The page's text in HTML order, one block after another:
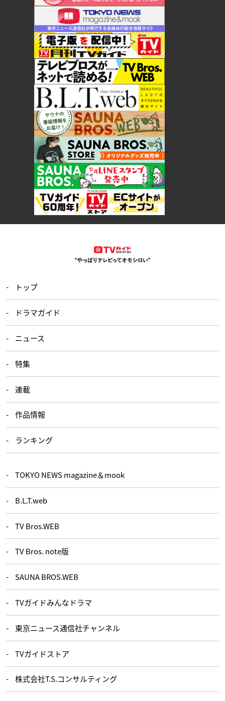
トップ
ドラマガイド
ニュース
特集
連載
作品情報
ランキング
TOKYO NEWS magazine＆mook
B.L.T.web
TV Bros.WEB
TV Bros. note版
SAUNA BROS.WEB
TVガイドみんなドラマ
東京ニュース通信社チャンネル
TVガイドストア
株式会社T.S.コンサルティング